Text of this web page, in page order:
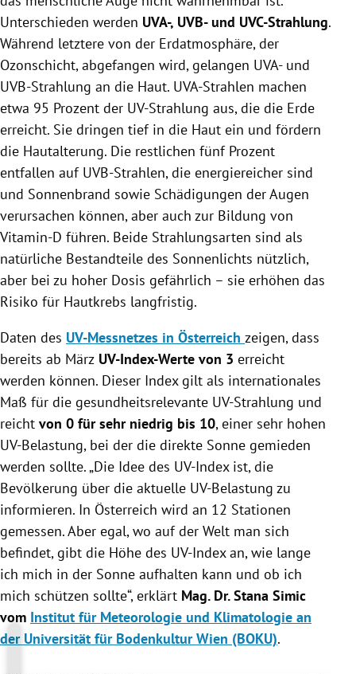
Unterschieden werden UVA-, UVB- und UVC-Strahlung.
Während letztere von der Erdatmosphäre, der
Ozonschicht, abgefangen wird, gelangen UVA- und
UVB-Strahlung an die Haut. UVA-Strahlen machen
etwa 95 Prozent der UV-Strahlung aus, die die Erde
erreicht. Sie dringen tief in die Haut ein und fördern
die Hautalterung. Die restlichen fünf Prozent
entfallen auf UVB-Strahlen, die energiereicher sind
und Sonnenbrand sowie Schädigungen der Augen
verursachen können, aber auch zur Bildung von
Vitamin-D führen. Beide Strahlungsarten sind als
natürliche Bestandteile des Sonnenlichts nützlich,
aber bei zu hoher Dosis gefährlich – sie erhöhen das
Risiko für Hautkrebs langfristig.
Daten des UV-Messnetzes in Österreich zeigen, dass
bereits ab März UV-Index-Werte von 3 erreicht
werden können. Dieser Index gilt als internationales
Maß für die gesundheitsrelevante UV-Strahlung und
reicht von 0 für sehr niedrig bis 10, einer sehr hohen
UV-Belastung, bei der die direkte Sonne gemieden
werden sollte. „Die Idee des UV-Index ist, die
Bevölkerung über die aktuelle UV-Belastung zu
informieren. In Österreich wird an 12 Stationen
gemessen. Aber egal, wo auf der Welt man sich
befindet, gibt die Höhe des UV-Index an, wie lange
ich mich in der Sonne aufhalten kann und ob ich
mich schützen sollte“, erklärt Mag. Dr. Stana Simic
vom Institut für Meteorologie und Klimatologie an
der Universität für Bodenkultur Wien (BOKU).